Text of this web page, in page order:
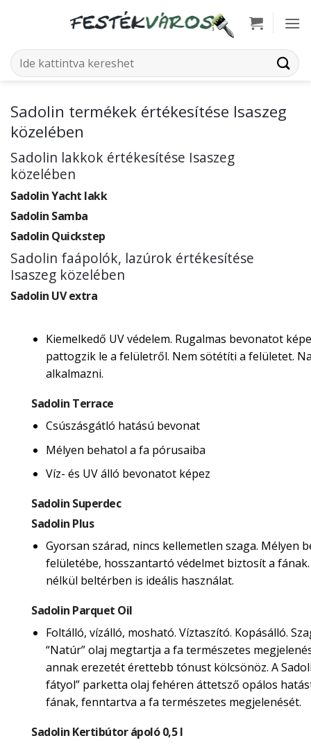
Keresés
a
Sadolin termékek értékesítése Isaszeg
közelében
Sadolin lakkok értékesítése Isaszeg
közelében
Sadolin Yacht lakk
Sadolin Samba
Sadolin Quickstep
Sadolin faápolók, lazúrok értékesítése
Isaszeg közelében
Sadolin UV extra
Kiemelkedő UV védelem. Rugalmas bevonatot
pattogzik le a felületről. Nem sötétíti a felületet.
alkalmazni.
Sadolin Terrace
Csúszásgátló hatású bevonat
Mélyen behatol a fa pórusaiba
Víz- és UV álló bevonatot képez
Sadolin Superdec
Sadolin Plus
Gyorsan szárad, nincs kellemetlen szaga. Mélyen
felületébe, hosszantartó védelmet biztosít a
nélkül beltérben is ideális használat.
Sadolin Parquet Oil
Foltálló, vízálló, mosható. Víztaszító. Kopásálló.
“Natúr” olaj megtartja a fa természetes
annak erezetét érettebb tónust kölcsönöz. A
fátyol” parketta olaj fehéren áttetsző opálos
fának, fenntartva a fa természetes megjelenését.
Sadolin Kertibútor ápoló 0,5 l